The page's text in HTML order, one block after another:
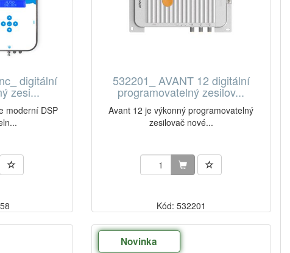
digitální
zesi...
moderní DSP
532201_ AVANT 12 digitální
programovatelný zesilov...
Avant 12 je výkonný programovatelný
zesilovač nové...
Kód: 532201
Novinka